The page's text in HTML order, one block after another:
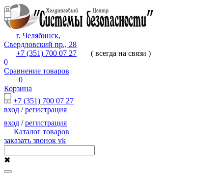
г. Челябинск,
Свердловский пр., 28
+7 (351) 700 07 27
( всегда на связи )
0
Сравнение товаров
0
Корзина
+7 (351) 700 07 27
вход /регистрация
вход /регистрация
Каталог товаров
заказать звонок vk
✖